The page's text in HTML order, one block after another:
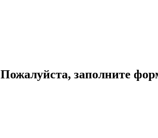
Пожалуйста, заполните